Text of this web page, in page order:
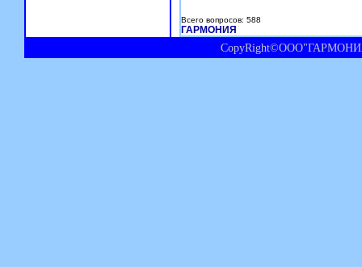
Всего вопросов: 588
ГАРМОНИЯ